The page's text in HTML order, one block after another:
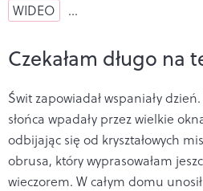
WIDEO …
Czekałam długo na
Świt zapowiadał wspaniały
słońca wpadały przez wielkie
odbijając się od kryształowych
obrusa, który wyprasowałam
wieczorem. W całym domu